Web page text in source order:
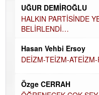
UĞUR DEMİROĞLU
HALKIN PARTİSİNDE
BELİRLENDİ…
Hasan Vehbi Ersoy
DEİZM-TEİZM-ATEİZM-
Özge CERRAH